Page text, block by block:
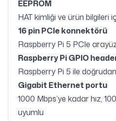
EEPROM
HAT kimliği ve ürün bilgileri
16 pin PCIe konnektörü
Raspberry Pi 5 PCIe
Raspberry Pi GPIO
Raspberry Pi 5 ile
Gigabit Ethernet portu
1000 Mbps’ye kadar hız,
uyumlu